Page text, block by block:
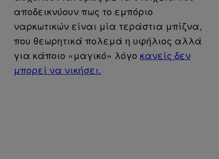
αποδεικνύουν πως το εμπόριο
ναρκωτικών είναι μία τεράστια μπίζνα,
που θεωρητικά πολεμά η υφήλιος αλλά
για κάποιο «μαγικό» λόγο κανείς δεν
μπορεί να νικήσει.